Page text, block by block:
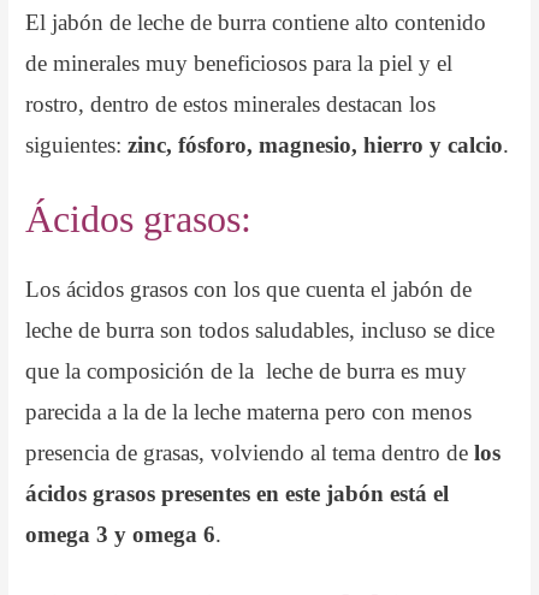
El jabón de leche de burra contiene alto contenido
de minerales muy beneficiosos para la piel y el
rostro, dentro de estos minerales destacan los
siguientes:zinc, fósforo, magnesio, hierro y calcio.
Ácidos grasos:
Los ácidos grasos con los que cuenta el jabón de
leche de burra son todos saludables, incluso se dice
que la composición de la leche de burra es muy
parecida a la de la leche materna pero con menos
presencia de grasas, volviendo al tema dentro de los
ácidos grasos presentes en este jabón está el
omega 3 y omega 6.